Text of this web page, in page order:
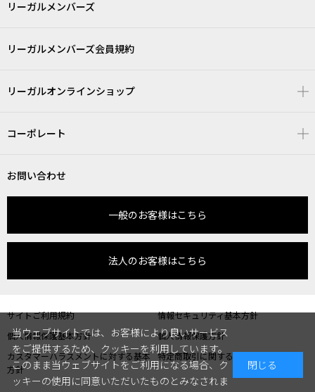
リーガルメンバーズ
リーガルメンバーズ会員規約
リーガルオンラインショップ
コーポレート
お問い合わせ
一般のお客様はこちら
法人のお客様はこちら
サイトご利用規約
情報セキュリティ基本方針
個人情報保護基本方針
個人情報保護方針
カスタマーハラスメントに対する基本
方針
特定商取引に関する表記
当ウェブサイトでは、お客様により良いサービス
をご提供するため、クッキーを利用しています。
このまま当ウェブサイトをご利用になる場合、ク
ッキーの使用に同意いただいたものとみなされま
閉じる